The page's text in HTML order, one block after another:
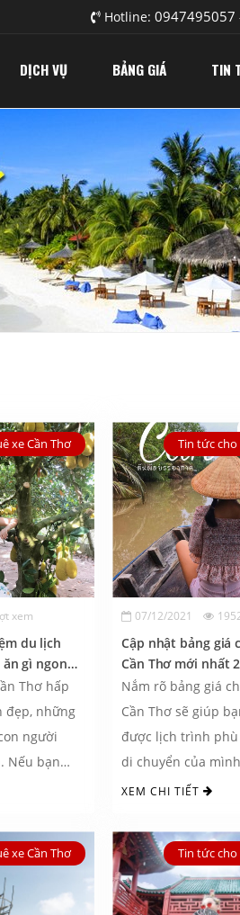
Hotline: 0947495057
DỊCH VỤ BẢNG GIÁ TIN
xe Cần Thơ
xem
du lịch
gì ngon
Thơ hấp
đẹp, những
người
Nếu bạn
Tin tức cho
07/12/2021
Cập nhật bảng giá
Cần Thơ mới nhất
Nắm rõ bảng giá
Cần Thơ sẽ giúp
được lịch trình
di chuyển của
XEM CHI TIẾT
xe Cần Thơ Tin tức cho